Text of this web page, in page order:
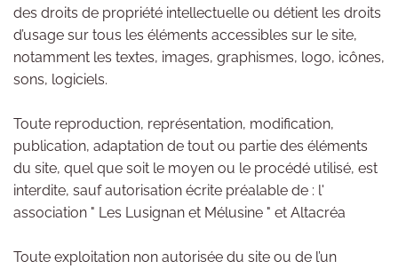
des droits de propriété intellectuelle ou détient les droits
d’usage sur tous les éléments accessibles sur le site,
notamment les textes, images, graphismes, logo, icônes,
sons, logiciels.
Toute reproduction, représentation, modification,
publication, adaptation de tout ou partie des éléments
du site, quel que soit le moyen ou le procédé utilisé, est
interdite, sauf autorisation écrite préalable de : l'
association " Les Lusignan et Mélusine " et Altacréa
Toute exploitation non autorisée du site ou de l’un